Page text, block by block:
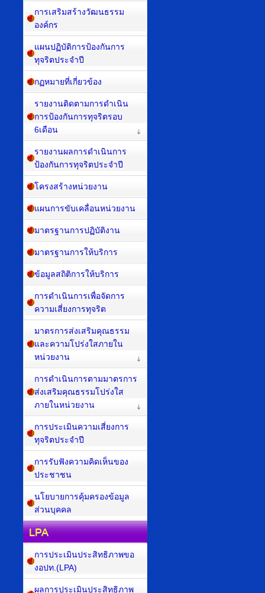
การเสริมสร้างวัฒนธรรม
องค์กร
แผนปฏิบัติการป้องกันการ
ทุจริตประจำปี
กฏหมายที่เกี่ยวข้อง
รายงานติดตามการดำเนิน
การป้องกันการทุจริตรอบ
6เดือน
รายงานผลการดำเนินการ
ป้องกันการทุจริตประจำปี
โครงสร้างหน่วยงาน
แผนการขับเคลื่อนหน่วยงาน
มาตรฐานการปฏิบัติงาน
มาตรฐานการให้บริการ
ข้อมูลสถิติการให้บริการ
การดำเนินการเพื่อจัดการ
ความเสี่ยงการทุจริต
มาตรการส่งเสริมคุณธรรม
และความโปร่งใสภายใน
หน่วยงาน
การดำเนินการตามมาตรการ
ส่งเสริมคุณธรรมโปร่งใส
ภายในหน่วยงาน
การประเมินความเสี่ยงการ
ทุจริตประจำปี
การรับฟังความคิดเห็นของ
ประชาชน
นโยบายการคุ้มครองข้อมูล
ส่วนบุคคล
LPA
การประเมินประสิทธิภาพขอ
งอปท.(LPA)
ผลการประเมินประสิทธิภาพ